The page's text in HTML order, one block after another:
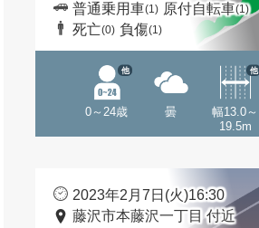
普通乗用車(1) 原付自転車(1)
死亡(0) 負傷(1)
0～24歳
他
曇
幅13.0～
19.5m
他
2023年2月7日(火)16:30
藤沢市本藤沢一丁目 付近